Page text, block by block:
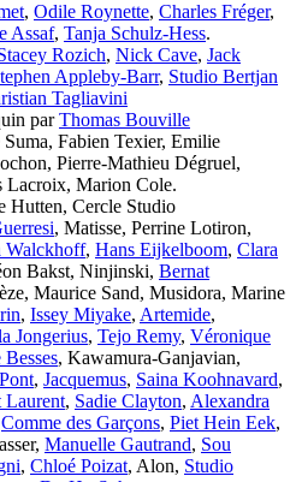
, Odile Roynette, Charles Fréger,
Assaf, Tanja Schulz-Hess.
Rozich, Nick Cave, Jack
Appleby-Barr, Studio Bertjan
Tagliavini
parThomas Bouville
Suma, Fabien Texier, Emilie
Pierre-Mathieu Dégruel,
Lacroix, Marion Cole.
Hutten, Cercle Studio
, Matisse, Perrine Lotiron,
Walckhoff, Hans Eijkelboom, Clara
Bakst, Ninjinski, Bernat
Maurice Sand, Musidora, Marine
, Issey Miyake, Artemide,
Jongerius, Tejo Remy, Véronique
, Kawamura-Ganjavian,
, Jacquemus, Saina Koohnavard,
Laurent, Sadie Clayton, Alexandra
Comme des Garçons, Piet Hein Eek,
Manuelle Gautrand, Sou
, Chloé Poizat, Alon, Studio